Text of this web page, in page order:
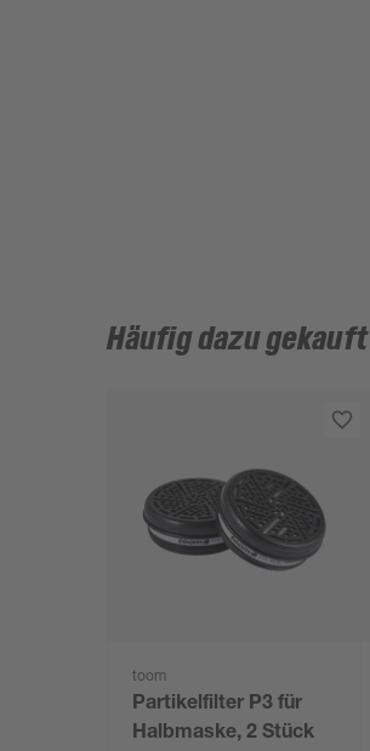
Häufig dazu gekauft
toom
Partikelfilter P3 für
Halbmaske, 2 Stück